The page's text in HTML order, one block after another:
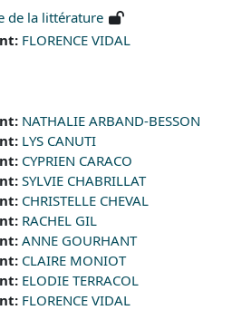
de la littérature
FLORENCE VIDAL
NATHALIE ARBAND-BESSON
LYS CANUTI
CYPRIEN CARACO
SYLVIE CHABRILLAT
CHRISTELLE CHEVAL
RACHEL GIL
ANNE GOURHANT
CLAIRE MONIOT
ELODIE TERRACOL
FLORENCE VIDAL